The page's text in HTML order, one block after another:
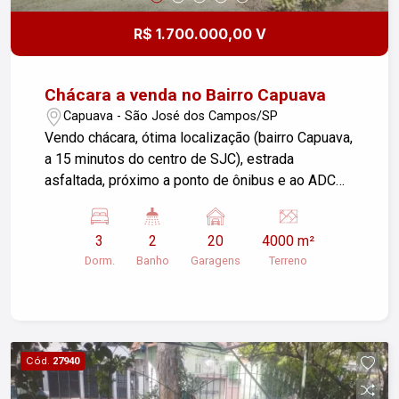
R$ 1.700.000,00 V
Chácara a venda no Bairro Capuava
Capuava - São José dos Campos/SP
Vendo chácara, ótima localização (bairro Capuava,
a 15 minutos do centro de SJC), estrada
asfaltada, próximo a ponto de ônibus e ao ADC
Carvalho Pinto e Tamoios, a 1 hora das cidades
de São Paulo, Caraguatatuba e Campos do
Jordão. Sobrado com ampla varanda, sala, copa,
fogões a lenha, depósito de lenha e um pequeno
campo de futebol. Portão automático, internet,
ventilador de teto. Pomar formado com diversas
3
Dorm.
2
Banho
20
Garagens
4000 m²
Terreno
Cód. 27940